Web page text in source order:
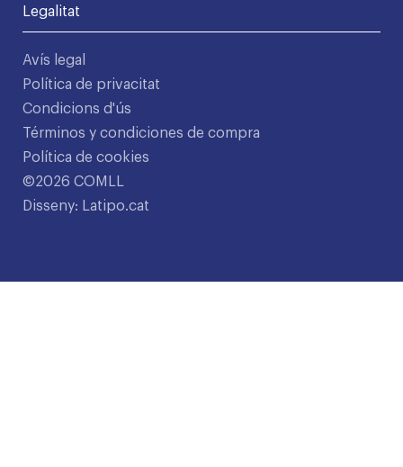
Legalitat
Avís legal
Política de privacitat
Condicions d'ús
Términos y condiciones de compra
Política de cookies
©2026 COMLL
Disseny: Latipo.cat